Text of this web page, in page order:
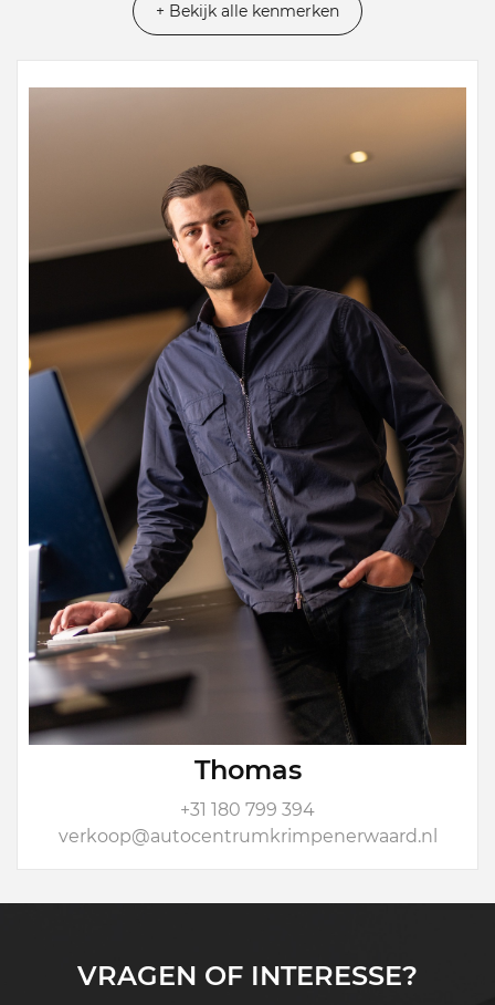
+ Bekijk alle kenmerken
Thomas
+31 180 799 394
verkoop@autocentrumkrimpenerwaard.nl
VRAGEN OF INTERESSE?